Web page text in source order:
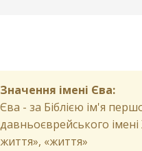
Значення імені Єва:
Єва - за Біблією ім'я
давньоєврейського
життя», «життя»